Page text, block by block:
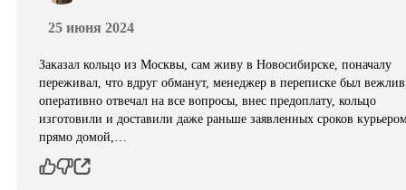
25 июня 2024
Заказал кольцо из Москвы, сам живу в Новосибирске, поначалу
переживал, что вдруг обманут, менеджер в переписке был
оперативно отвечал на все вопросы, внес предоплату, кольцо
изготовили и доставили даже раньше заявленных сроков
прямо домой,…